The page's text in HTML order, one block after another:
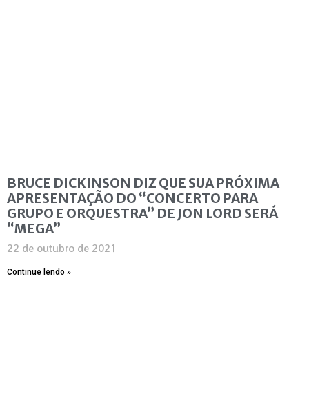
BRUCE DICKINSON DIZ QUE SUA PRÓXIMA
APRESENTAÇÃO DO “CONCERTO PARA
GRUPO E ORQUESTRA” DE JON LORD SERÁ
“MEGA”
22 de outubro de 2021
Continue lendo »